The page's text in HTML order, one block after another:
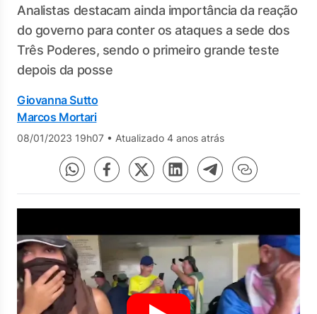
Analistas destacam ainda importância da reação
do governo para conter os ataques a sede dos
Três Poderes, sendo o primeiro grande teste
depois da posse
Giovanna Sutto
Marcos Mortari
08/01/2023 19h07 • Atualizado 4 anos atrás